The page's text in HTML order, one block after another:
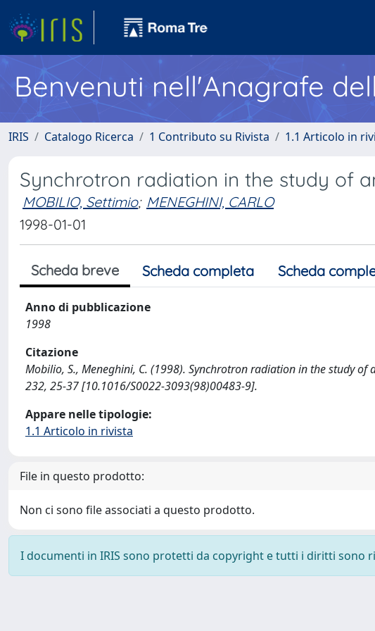
Benvenuti nell'Anagrafe
IRIS Catalogo Ricerca 1 Contributo su Rivista 1.1 Articolo in
Synchrotron radiation in the study of
MOBILIO, Settimio; MENEGHINI, CARLO
1998-01-01
Scheda breve Scheda completa Scheda
Anno di pubblicazione
1998
Citazione
Mobilio, S., Meneghini, C. (1998). Synchrotron radiation in the study of
232, 25-37 [10.1016/S0022-3093(98)00483-9].
Appare nelle tipologie:
1.1 Articolo in rivista
File in questo prodotto:
Non ci sono file associati a questo prodotto.
I documenti in IRIS sono protetti da copyright e tutti i diritti sono